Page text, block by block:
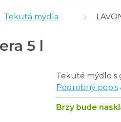
5 l
Tekutá mýdla
5 l
Tekuté mýdlo s
Podrobný popis
Brzy bude